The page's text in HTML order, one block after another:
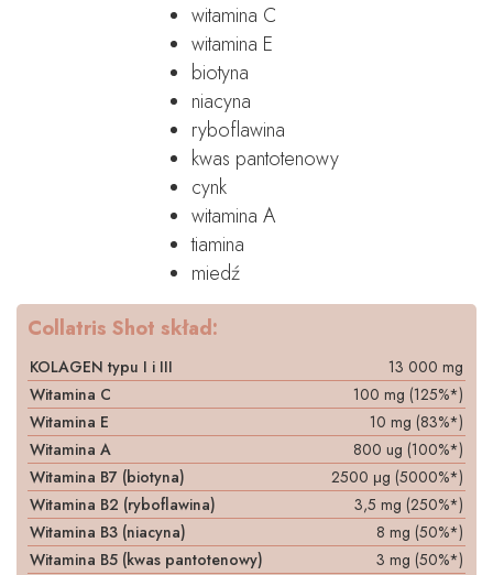
witamina C
witamina E
biotyna
niacyna
ryboflawina
kwas pantotenowy
cynk
witamina A
tiamina
miedź
Collatris Shot skład:
KOLAGEN typu I i III
13 000 mg
Witamina C
100 mg (125%*)
Witamina E
10 mg (83%*)
Witamina A
800 ug (100%*)
Witamina B7 (biotyna)
2500 μg (5000%*)
Witamina B2 (ryboflawina)
3,5 mg (250%*)
Witamina B3 (niacyna)
8 mg (50%*)
Witamina B5 (kwas pantotenowy)
3 mg (50%*)